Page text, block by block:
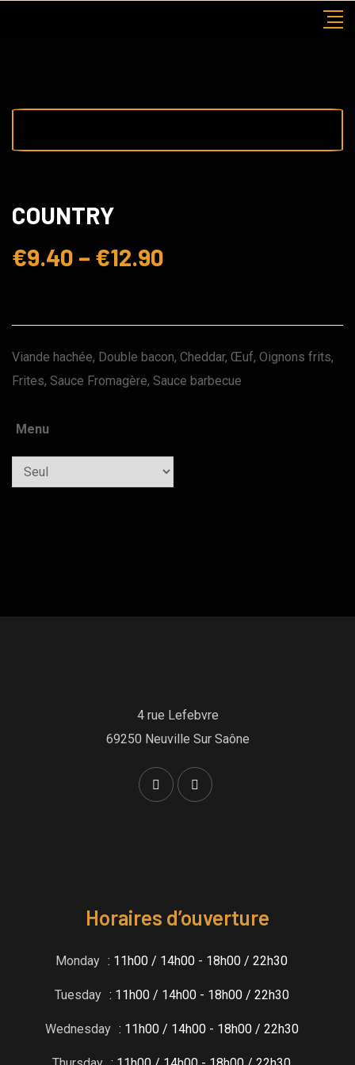
COUNTRY
€9.40 – €12.90
Viande hachée, Double bacon, Cheddar, Œuf, Oignons frits,
Frites, Sauce Fromagère, Sauce barbecue
Menu
4 rue Lefebvre
69250 Neuville Sur Saône
Horaires d’ouverture
Monday : 11h00 / 14h00 - 18h00 / 22h30
Tuesday : 11h00 / 14h00 - 18h00 / 22h30
Wednesday : 11h00 / 14h00 - 18h00 / 22h30